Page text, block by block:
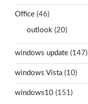
Office (46)
outlook (20)
windows update (147)
windows Vista (10)
windows10 (151)